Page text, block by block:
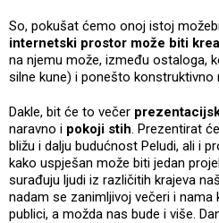
So, pokušat ćemo onoj istoj
internetski prostor može biti
na njemu može, između ostaloga,
silne kune) i ponešto konstruktivno
Dakle, bit će to večer
naravno i pokoji stih. Prezentirat
bližu i dalju budućnost Peludi, ali i
kako uspješan može biti jedan
surađuju ljudi iz različitih krajeva
nadam se zanimljivoj večeri i
publici, a možda nas bude i više.